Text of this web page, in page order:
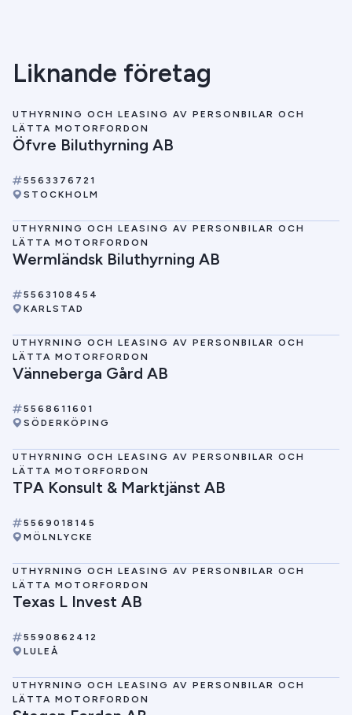
Liknande företag
UTHYRNING OCH LEASING AV PERSONBILAR OCH
LÄTTA MOTORFORDON
Öfvre Biluthyrning AB
5563376721
STOCKHOLM
UTHYRNING OCH LEASING AV PERSONBILAR OCH
LÄTTA MOTORFORDON
Wermländsk Biluthyrning AB
5563108454
KARLSTAD
UTHYRNING OCH LEASING AV PERSONBILAR OCH
LÄTTA MOTORFORDON
Vänneberga Gård AB
5568611601
SÖDERKÖPING
UTHYRNING OCH LEASING AV PERSONBILAR OCH
LÄTTA MOTORFORDON
TPA Konsult & Marktjänst AB
5569018145
MÖLNLYCKE
UTHYRNING OCH LEASING AV PERSONBILAR OCH
LÄTTA MOTORFORDON
Texas L Invest AB
5590862412
LULEÅ
UTHYRNING OCH LEASING AV PERSONBILAR OCH
LÄTTA MOTORFORDON